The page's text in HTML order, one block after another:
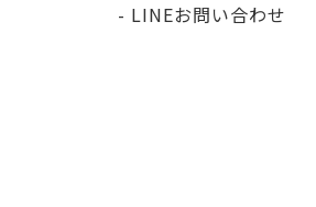
- LINEお問い合わせ